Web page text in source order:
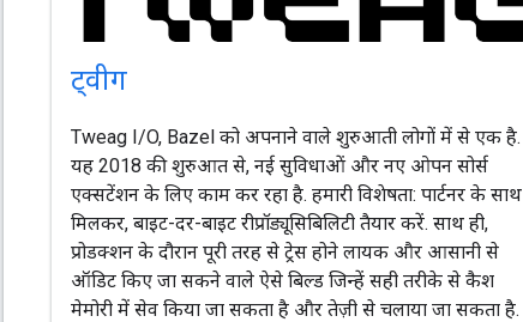
ट्वीग
Tweag I/O, Bazel को अपनाने वाले शुरुआती लोगों में से एक है.
यह 2018 की शुरुआत से, नई सुविधाओं और नए ओपन सोर्स
एक्सटेंशन के लिए काम कर रहा है. हमारी विशेषता: पार्टनर के साथ
मिलकर, बाइट-दर-बाइट रीप्रॉड्यूसिबिलिटी तैयार करें. साथ ही,
प्रोडक्शन के दौरान पूरी तरह से ट्रेस होने लायक और आसानी से
ऑडिट किए जा सकने वाले ऐसे बिल्ड जिन्हें सही तरीके से कैश
मेमोरी में सेव किया जा सकता है और तेज़ी से चलाया जा सकता है.